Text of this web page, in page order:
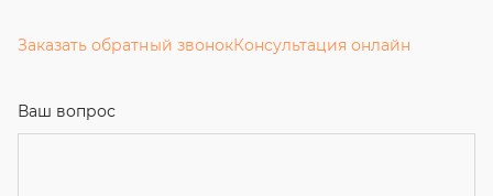
Заказать обратный звонокКонсультация онлайн
Ваш вопрос